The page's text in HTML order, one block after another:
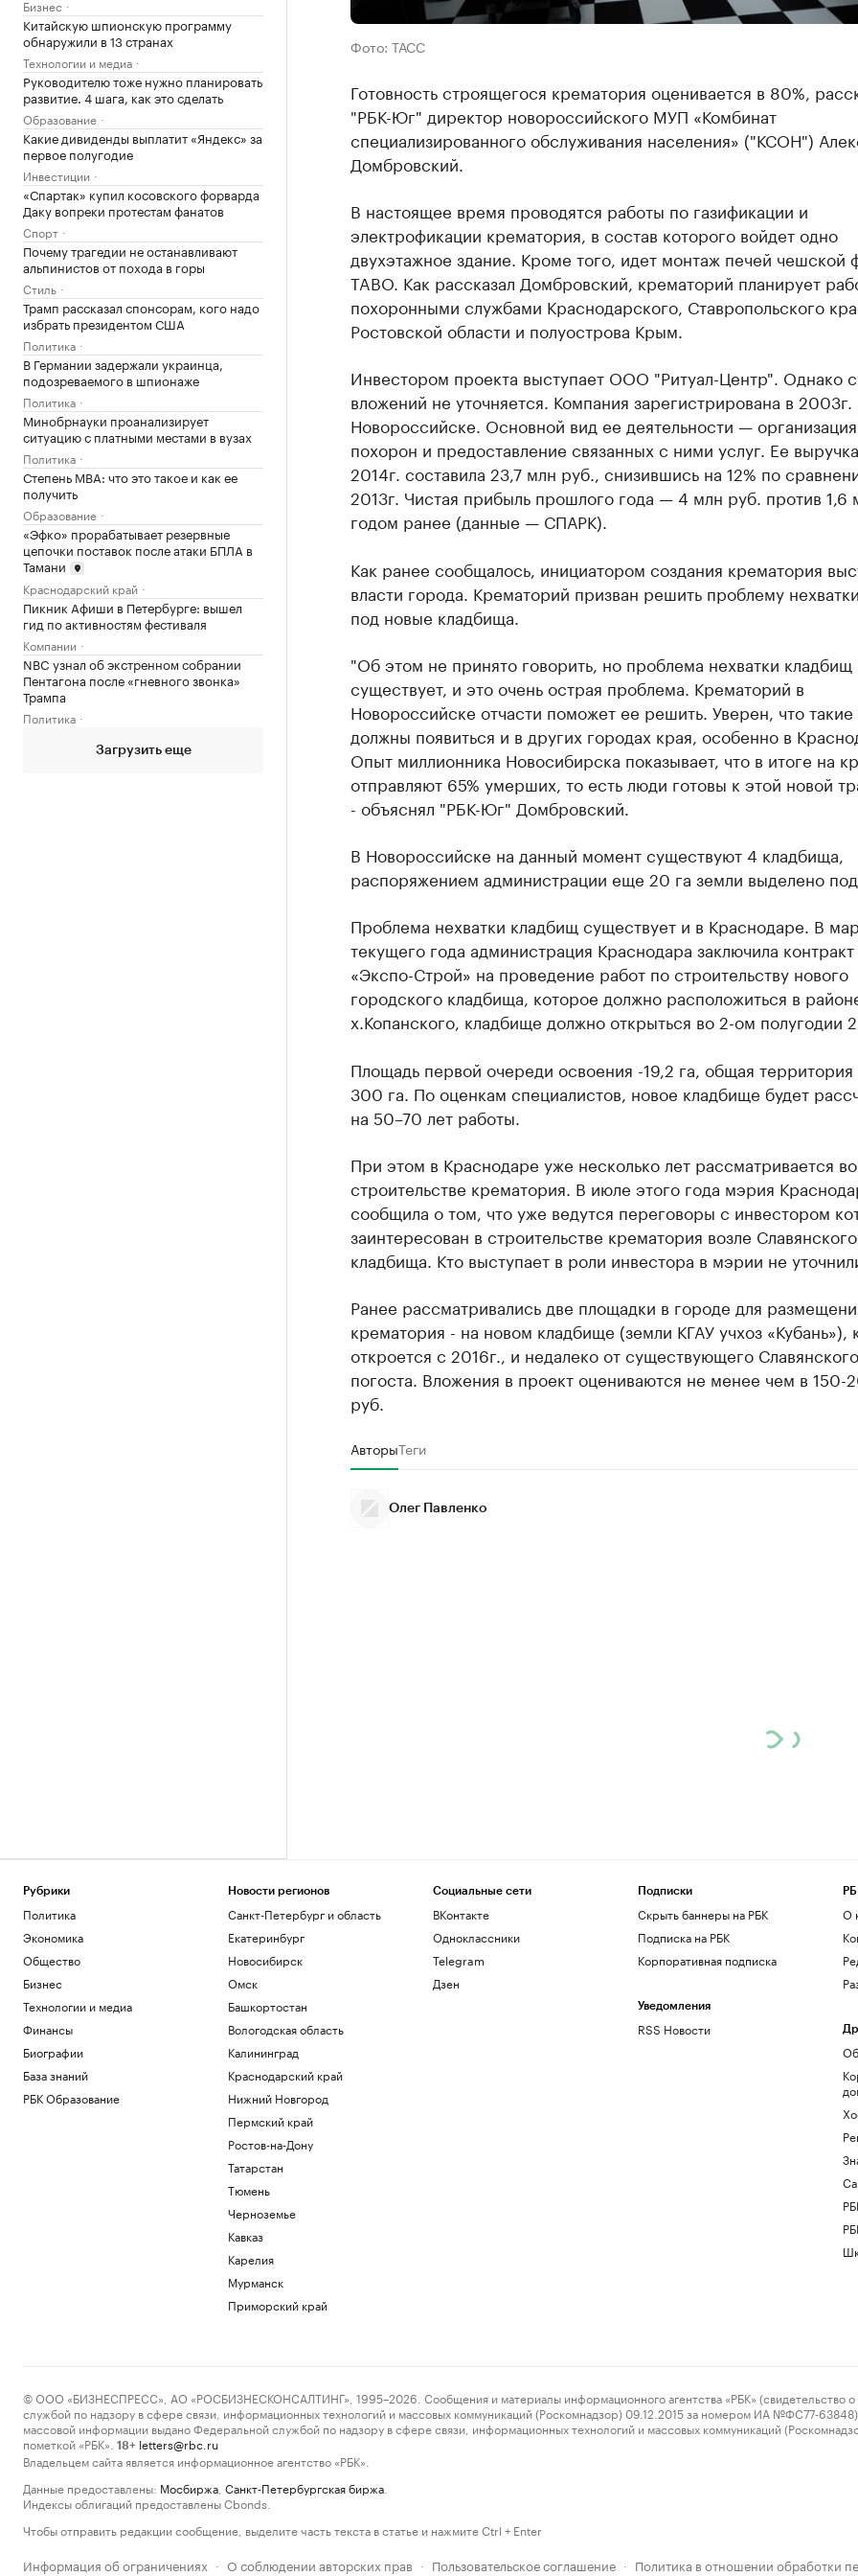
Бизнес
Китайскую шпионскую программу
обнаружили в 13 странах
Технологии и медиа
Руководителю тоже нужно планировать
развитие. 4 шага, как это сделать
Образование
Какие дивиденды выплатит «Яндекс» за
первое полугодие
Инвестиции
«Спартак» купил косовского форварда
Даку вопреки протестам фанатов
Спорт
Почему трагедии не останавливают
альпинистов от похода в горы
Стиль
Трамп рассказал спонсорам, кого надо
избрать президентом США
Политика
В Германии задержали украинца,
подозреваемого в шпионаже
Политика
Минобрнауки проанализирует
ситуацию с платными местами в вузах
Политика
Степень MBA: что это такое и как ее
получить
Образование
«Эфко» прорабатывает резервные
цепочки поставок после атаки БПЛА в
Тамани
Краснодарский край
Пикник Афиши в Петербурге: вышел
гид по активностям фестиваля
Компании
NBC узнал об экстренном собрании
Пентагона после «гневного звонка»
Трампа
Политика
Загрузить еще
Фото: ТАСС
Готовность строящегося крематория оценивается в 80%,
"РБК-Юг" директор новороссийского МУП «Комбинат
специализированного обслуживания населения» ("КСОН")
Домбровский.
В настоящее время проводятся работы по газификации и
электрофикации крематория, в состав которого войдет одно
двухэтажное здание. Кроме того, идет монтаж печей чешской
TABO. Как рассказал Домбровский, крематорий планирует
похоронными службами Краснодарского, Ставропольского
Ростовской области и полуострова Крым.
Инвестором проекта выступает ООО "Ритуал-Центр". Однако
вложений не уточняется. Компания зарегистрирована в 2003г.
Новороссийске. Основной вид ее деятельности — организация
похорон и предоставление связанных с ними услуг. Ее
2014г. составила 23,7 млн руб., снизившись на 12% по
2013г. Чистая прибыль прошлого года — 4 млн руб. против 1,6
годом ранее (данные — СПАРК).
Как ранее сообщалось, инициатором создания крематория
власти города. Крематорий призван решить проблему
под новые кладбища.
"Об этом не принято говорить, но проблема нехватки кладбищ
существует, и это очень острая проблема. Крематорий в
Новороссийске отчасти поможет ее решить. Уверен, что
должны появиться и в других городах края, особенно в
Опыт миллионника Новосибирска показывает, что в итоге на
отправляют 65% умерших, то есть люди готовы к этой новой
- объяснял "РБК-Юг" Домбровский.
В Новороссийске на данный момент существуют 4 кладбища,
распоряжением администрации еще 20 га земли выделено под
Проблема нехватки кладбищ существует и в Краснодаре. В
текущего года администрация Краснодара заключила
«Экспо-Строй» на проведение работ по строительству нового
городского кладбища, которое должно расположиться в
х.Копанского, кладбище должно открыться во 2-ом полугодии
Площадь первой очереди освоения -19,2 га, общая
300 га. По оценкам специалистов, новое кладбище будет
на 50–70 лет работы.
При этом в Краснодаре уже несколько лет рассматривается
строительстве крематория. В июле этого года мэрия
сообщила о том, что уже ведутся переговоры с инвестором
заинтересован в строительстве крематория возле Славянского
кладбища. Кто выступает в роли инвестора в мэрии не
Ранее рассматривались две площадки в городе для
крематория - на новом кладбище (земли КГАУ учхоз «Кубань»),
откроется с 2016г., и недалеко от существующего Славянского
погоста. Вложения в проект оцениваются не менее чем в 150-
руб.
АвторыТеги
Олег Павленко
Рубрики
Политика
Экономика
Общество
Бизнес
Технологии и медиа
Финансы
Биографии
База знаний
РБК Образование
Новости регионов
Санкт-Петербург и область
Екатеринбург
Новосибирск
Омск
Башкортостан
Вологодская область
Калининград
Краснодарский край
Нижний Новгород
Пермский край
Ростов-на-Дону
Татарстан
Тюмень
Черноземье
Кавказ
Карелия
Мурманск
Приморский край
Социальные сети
ВКонтакте
Одноклассники
Telegram
Дзен
Подписки
Скрыть баннеры на РБК
Подписка на РБК
Корпоративная подписка
Уведомления
RSS Новости
О
© ООО «БИЗНЕСПРЕСС», АО «РОСБИЗНЕСКОНСАЛТИНГ», 1995–2026. Сообщения и материалы информационного агентства «РБК» (свидетельство о
службой по надзору в сфере связи, информационных технологий и массовых коммуникаций (Роскомнадзор) 09.12.2015 за номером ИА №ФС77-63848)
массовой информации выдано Федеральной службой по надзору в сфере связи, информационных технологий и массовых коммуникаций
пометкой «РБК».
18+ letters@rbc.ru
Владельцем сайта является информационное агентство «РБК».
Данные предоставлены: Мосбиржа Санкт-Петербургская биржа
Индексы облигаций предоставлены Cbonds.
Чтобы отправить редакции сообщение, выделите часть текста в статье и нажмите Ctrl + Enter
Информация об ограничениях · О соблюдении авторских прав · Пользовательское соглашение · Политика в отношении обработки